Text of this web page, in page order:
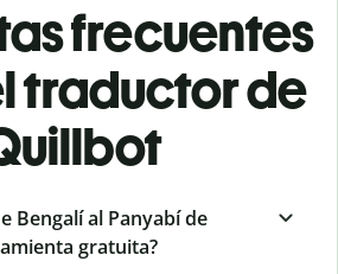
frecuentes
traductor de
Bengalí al Panyabí de
gratuita?